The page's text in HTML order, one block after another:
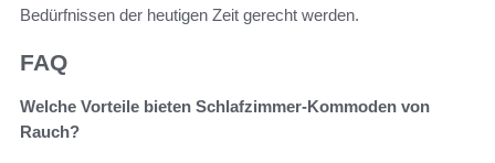
Bedürfnissen der heutigen Zeit gerecht werden.
FAQ
Welche Vorteile bieten Schlafzimmer-Kommoden von
Rauch?